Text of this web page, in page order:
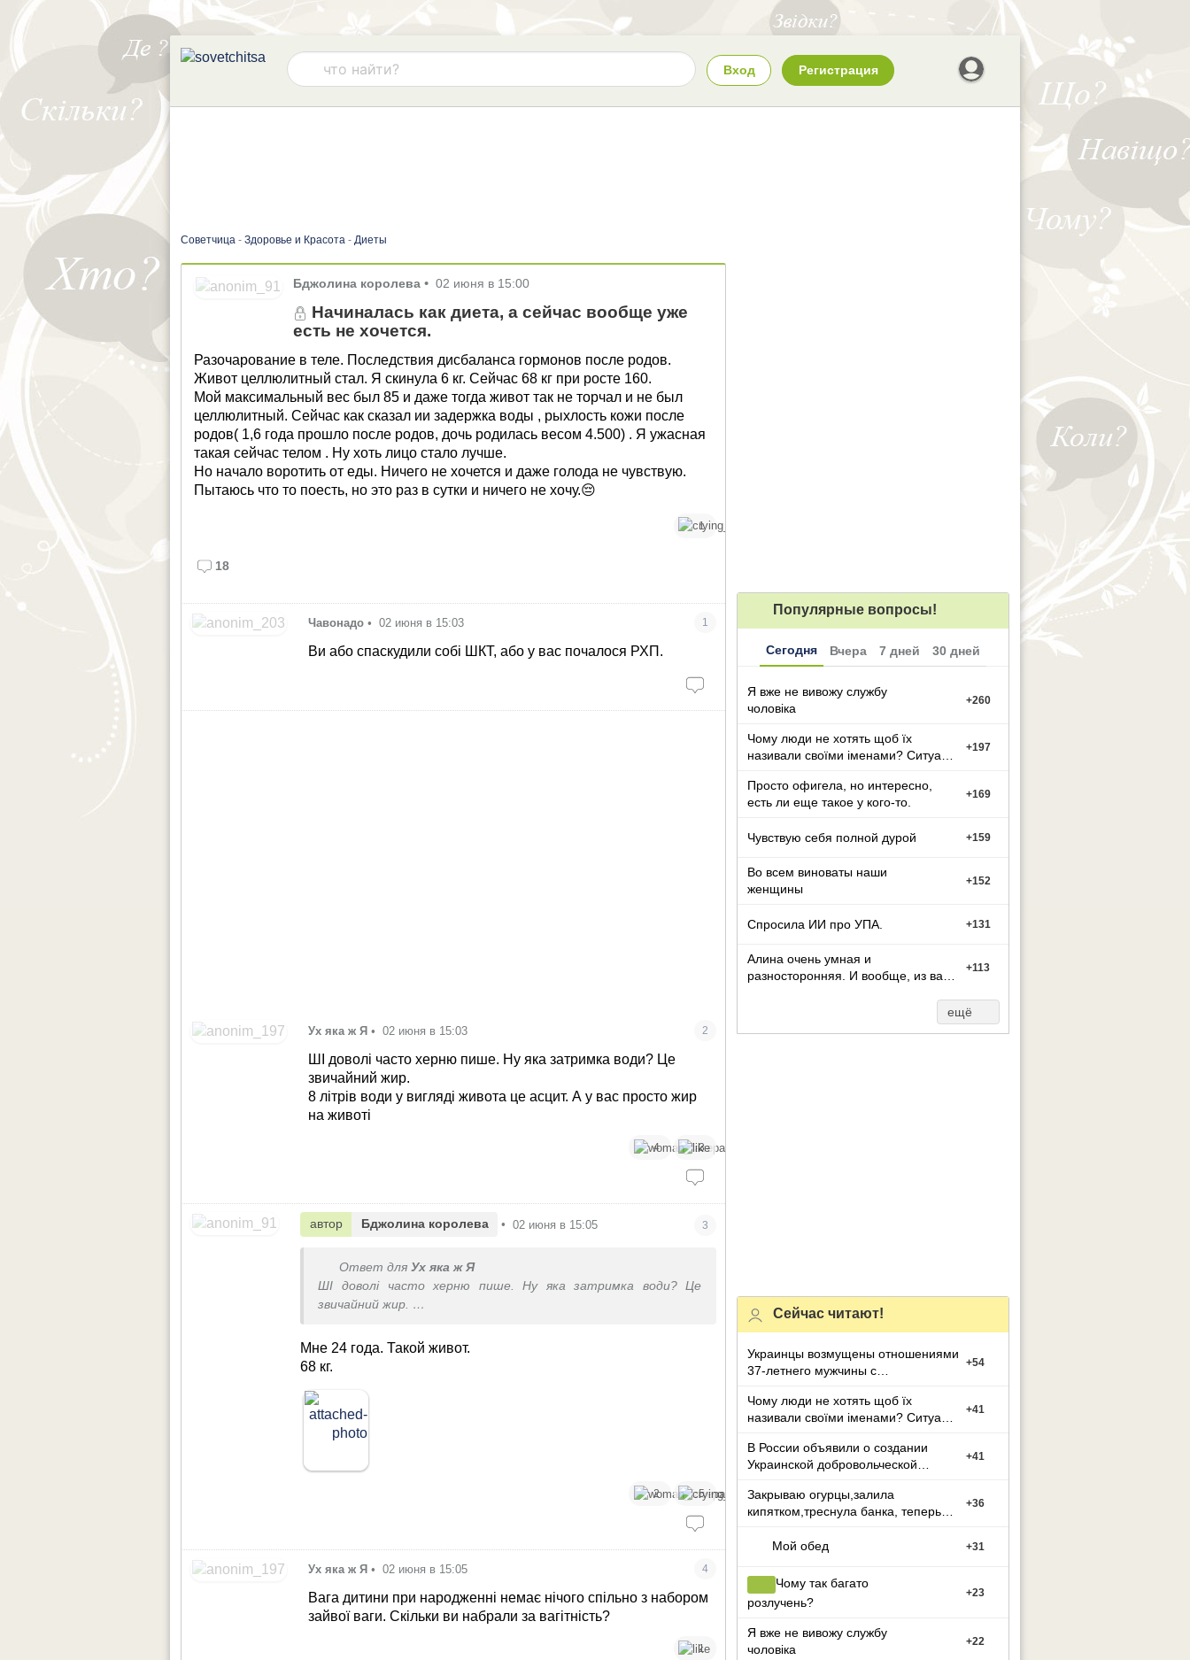
Вход Регистрация
Советчица - Здоровье и Красота - Диеты
Бджолина королева • 02 июня в 15:00
Начиналась как диета, а сейчас вообще уже
есть не хочется.
Разочарование в теле. Последствия дисбаланса гормонов после родов.
Живот целлюлитный стал. Я скинула 6 кг. Сейчас 68 кг при росте 160.
Мой максимальный вес был 85 и даже тогда живот так не торчал и не был
целлюлитный. Сейчас как сказал ии задержка воды , рыхлость кожи после
родов( 1,6 года прошло после родов, дочь родилась весом 4.500) . Я ужасная
такая сейчас телом . Ну хоть лицо стало лучше.
Но начало воротить от еды. Ничего не хочется и даже голода не чувствую.
Пытаюсь что то поесть, но это раз в сутки и ничего не хочу.😔
1
18
Чавонадо • 02 июня в 15:03 1
Ви або спаскудили собі ШКТ, або у вас почалося РХП.
Ух яка ж Я • 02 июня в 15:03 2
ШІ доволі часто херню пише. Ну яка затримка води? Це
звичайний жир.
8 літрів води у вигляді живота це асцит. А у вас просто жир
на животі
4 3
автор Бджолина королева • 02 июня в 15:05 3
Ответ для Ух яка ж Я
ШІ доволі часто херню пише. Ну яка затримка води? Це
звичайний жир.
на животі
Мне 24 года. Такой живот.
68 кг.
2 5
Ух яка ж Я • 02 июня в 15:05 4
Вага дитини при народженні немає нічого спільно з набором
зайвої ваги. Скільки ви набрали за вагітність?
1
Популярные вопросы!
Сегодня Вчера 7 дней 30 дней
Я вже не вивожу службу
чоловіка
+260
Чому люди не хотять щоб їх
називали своїми іменами? Ситуація
+197
Просто офигела, но интересно,
есть ли еще такое у кого-то.
+169
Чувствую себя полной дурой +159
Во всем виноваты наши
женщины
+152
Спросила ИИ про УПА. +131
Алина очень умная и
разносторонняя. И вообще, из вас
+113
ещё
Сейчас читают!
Украинцы возмущены отношениями
37-летнего мужчины с
+54
Чому люди не хотять щоб їх
називали своїми іменами? Ситуація
+41
В России объявили о создании
Украинской добровольческой
+41
Закрываю огурцы,залила
кипятком,треснула банка, теперь
+36
Мой обед +31
Чому так багато
розлучень?
+23
Я вже не вивожу службу
чоловіка
+22